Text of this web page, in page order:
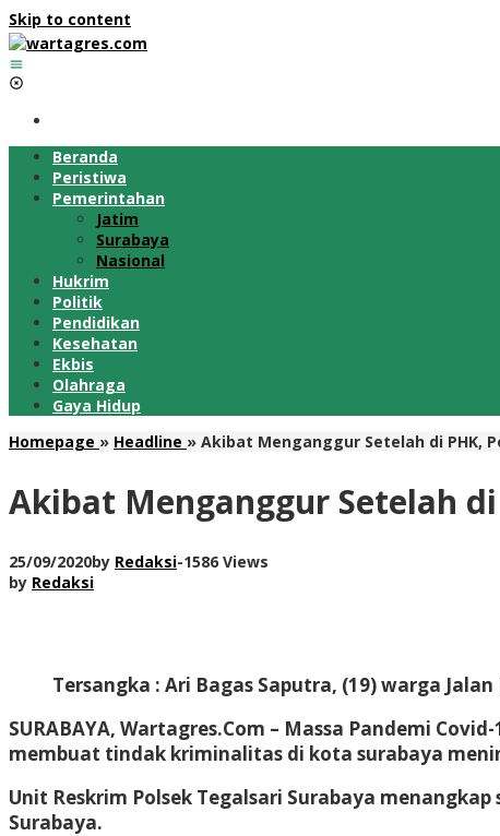
Skip to content
Beranda
Peristiwa
Pemerintahan
Jatim
Surabaya
Nasional
Hukrim
Politik
Pendidikan
Kesehatan
Ekbis
Olahraga
Gaya Hidup
Homepage » Headline » Akibat Menganggur Setelah di PHK,
Akibat Menganggur Setelah
25/09/2020by Redaksi-1586 Views
by Redaksi
Tersangka : Ari Bagas Saputra, (19) warga Jalan
SURABAYA, Wartagres.Com – Massa Pandemi
membuat tindak kriminalitas di kota surabaya
Unit Reskrim Polsek Tegalsari Surabaya
Surabaya.